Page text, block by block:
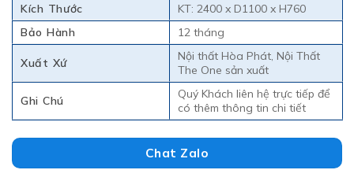
Kích Thước
KT: 2400 x D1100 x H760
Bảo Hành
12 tháng
Xuất Xứ
Nội thất Hòa Phát, Nội Thất
The One sản xuất
Ghi Chú
Quý Khách liên hệ trực tiếp để
có thêm thông tin chi tiết
Chat Zalo